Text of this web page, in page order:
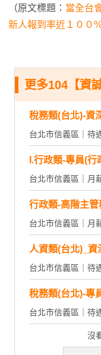
（原文標題： 當全台
新人報到率近１００
更多104【資
稅務類(台北)-資
台北市信義區｜待
I.行政類-專員(行
台北市信義區｜月
行政類-高階主
台北市信義區｜月
人資類(台北)_資
台北市信義區｜待
稅務類(台北)-專
台北市信義區｜待
沒